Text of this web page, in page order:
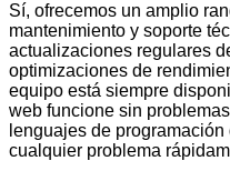
Sí, ofrecemos un amplio
mantenimiento y soporte
actualizaciones regulares
optimizaciones de
equipo está siempre
web funcione sin
lenguajes de
cualquier problema